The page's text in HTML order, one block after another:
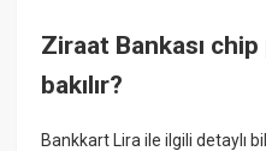
Ziraat Bankası
bakılır?
Bankkart Lira ile ilgili detaylı